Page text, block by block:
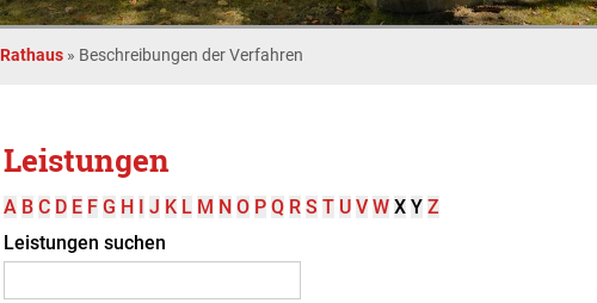
Rathaus » Beschreibungen der Verfahren
Leistungen
A B C D E F G H I J K L M N O P Q R S T U V W X Y Z
Leistungen suchen